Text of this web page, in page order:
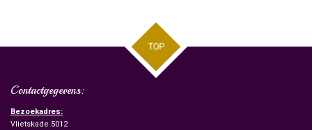
TOP
Contactgegevens:
Bezoekadres:
Vlietskade 5012